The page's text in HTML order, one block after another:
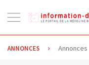
la
ANNONCES Annonces